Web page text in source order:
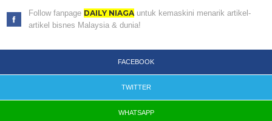
Follow fanpage DAILY NIAGAuntuk kemaskini menarik artikel-
artikel bisnes Malaysia & dunia!
FACEBOOK
TWITTER
WHATSAPP